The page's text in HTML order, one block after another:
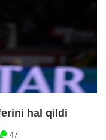
hal qildi
47